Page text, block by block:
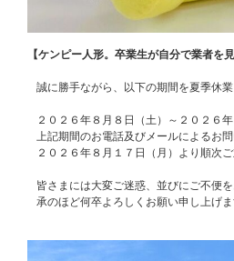
【ケンピー人形。卒業生が自分で業者を
誠に勝手ながら、以下の期間を夏季休
２０２６年８月８日（土）～２０２６年
上記期間のお電話及びメールによるお
２０２６年８月１７日（月）より順次
皆さまには大変ご迷惑、並びにご不便
承のほど何卒よろしくお願い申し上げま